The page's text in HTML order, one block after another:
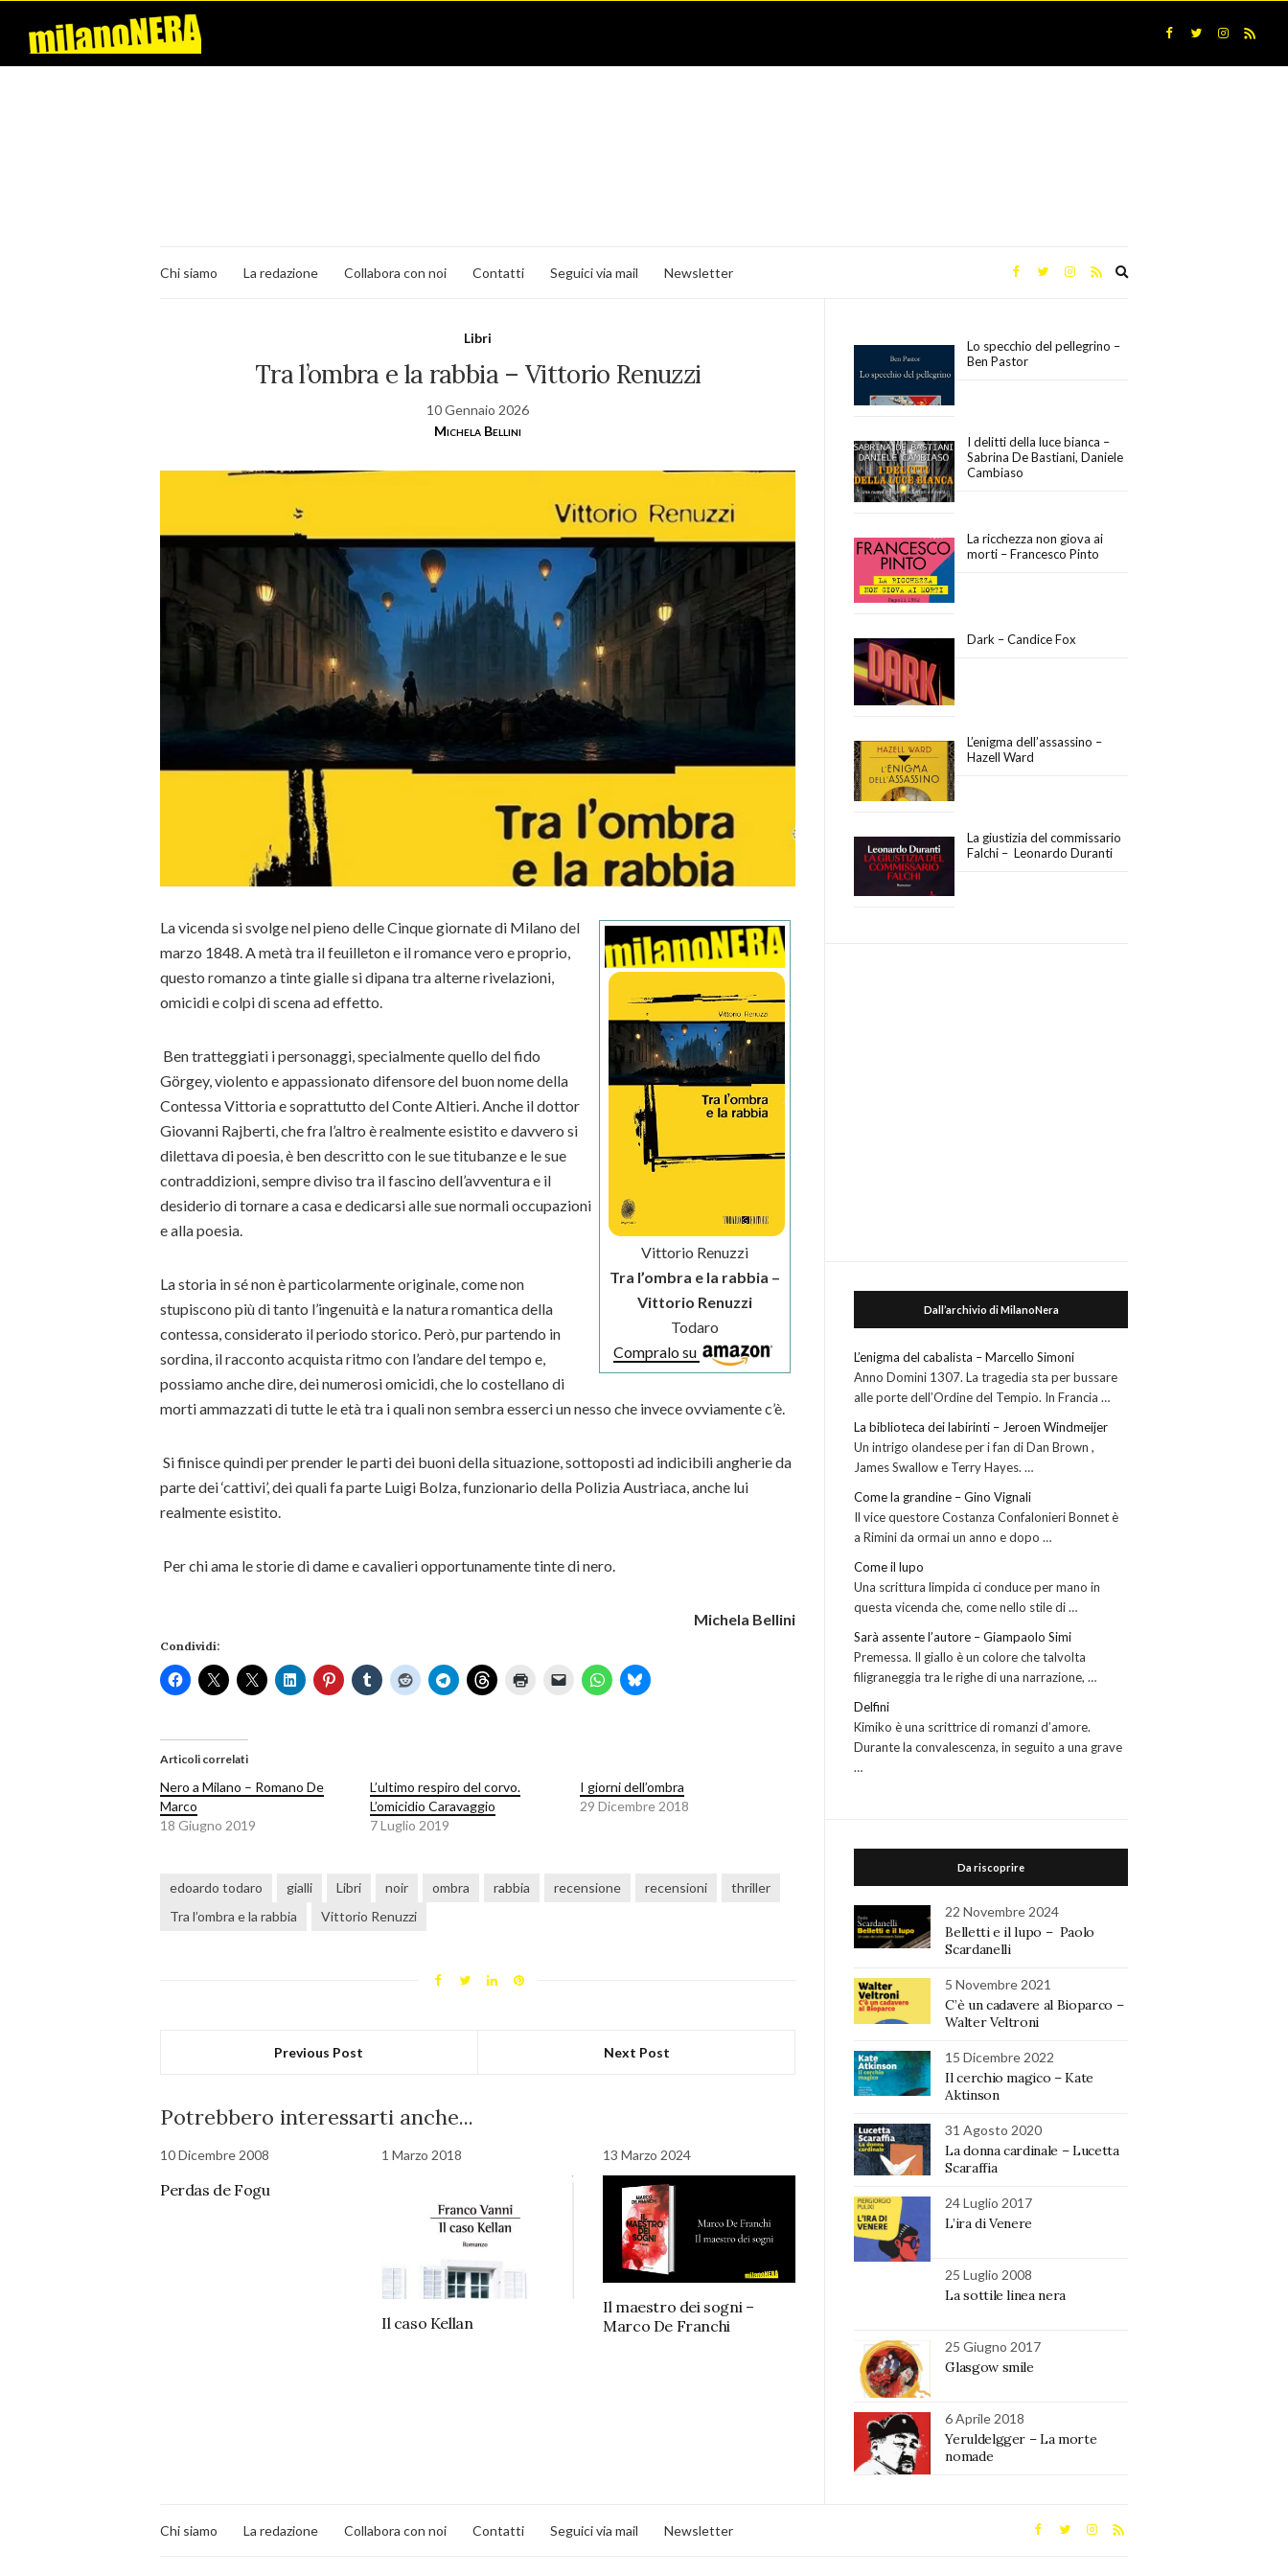
Chi siamo La redazione Collabora con noi Contatti Seguici via mail Newsletter
Libri
Tra l’ombra e la rabbia – Vittorio Renuzzi
10 Gennaio 2026
Michela Bellini
Vittorio Renuzzi
Tra l’ombra e la rabbia –
Vittorio Renuzzi
Todaro
Compralo su
La vicenda si svolge nel pieno delle Cinque giornate di Milano del
marzo 1848. A metà tra il feuilleton e il romance vero e proprio,
questo romanzo a tinte gialle si dipana tra alterne rivelazioni,
omicidi e colpi di scena ad effetto.
Ben tratteggiati i personaggi, specialmente quello del fido
Görgey, violento e appassionato difensore del buon nome della
Contessa Vittoria e soprattutto del Conte Altieri. Anche il dottor
Giovanni Rajberti, che fra l’altro è realmente esistito e davvero si
dilettava di poesia, è ben descritto con le sue titubanze e le sue
contraddizioni, sempre diviso tra il fascino dell’avventura e il
desiderio di tornare a casa e dedicarsi alle sue normali occupazioni
e alla poesia.
La storia in sé non è particolarmente originale, come non
stupiscono più di tanto l’ingenuità e la natura romantica della
contessa, considerato il periodo storico. Però, pur partendo in
sordina, il racconto acquista ritmo con l’andare del tempo e,
possiamo anche dire, dei numerosi omicidi, che lo costellano di
morti ammazzati di tutte le età tra i quali non sembra esserci un nesso che invece ovviamente c’è.
Si finisce quindi per prender le parti dei buoni della situazione, sottoposti ad indicibili angherie da
parte dei ‘cattivi’, dei quali fa parte Luigi Bolza, funzionario della Polizia Austriaca, anche lui
realmente esistito.
Per chi ama le storie di dame e cavalieri opportunamente tinte di nero.
Michela Bellini
Condividi:
Articoli correlati
Nero a Milano – Romano De
Marco
18 Giugno 2019
L’ultimo respiro del corvo.
L’omicidio Caravaggio
7 Luglio 2019
I giorni dell’ombra
29 Dicembre 2018
edoardo todaro gialli Libri noir ombra rabbia recensione recensioni
thriller
Tra l’ombra e la rabbia
Vittorio Renuzzi
Previous Post Next Post
Potrebbero interessarti anche...
10 Dicembre 2008
Perdas de Fogu
1 Marzo 2018
Il caso Kellan
13 Marzo 2024
Il maestro dei sogni –
Marco De Franchi
Lo specchio del pellegrino –
Ben Pastor
I delitti della luce bianca –
Sabrina De Bastiani, Daniele
Cambiaso
La ricchezza non giova ai
morti – Francesco Pinto
Dark – Candice Fox
L’enigma dell’assassino –
Hazell Ward
La giustizia del commissario
Falchi – Leonardo Duranti
Dall’archivio di MilanoNera
L’enigma del cabalista – Marcello Simoni
Anno Domini 1307. La tragedia sta per bussare
alle porte dell’Ordine del Tempio. In Francia …
La biblioteca dei labirinti – Jeroen Windmeijer
Un intrigo olandese per i fan di Dan Brown ,
James Swallow e Terry Hayes. …
Come la grandine – Gino Vignali
Il vice questore Costanza Confalonieri Bonnet è
a Rimini da ormai un anno e dopo …
Come il lupo
Una scrittura limpida ci conduce per mano in
questa vicenda che, come nello stile di …
Sarà assente l’autore – Giampaolo Simi
Premessa. Il giallo è un colore che talvolta
filigraneggia tra le righe di una narrazione, …
Delfini
Kimiko è una scrittrice di romanzi d’amore.
Durante la convalescenza, in seguito a una grave
…
Da riscoprire
22 Novembre 2024
Belletti e il lupo – Paolo
Scardanelli
5 Novembre 2021
C’è un cadavere al Bioparco –
Walter Veltroni
15 Dicembre 2022
Il cerchio magico – Kate
Aktinson
31 Agosto 2020
La donna cardinale – Lucetta
Scaraffia
24 Luglio 2017
L’ira di Venere
25 Luglio 2008
La sottile linea nera
25 Giugno 2017
Glasgow smile
6 Aprile 2018
Yeruldelgger – La morte
nomade
Chi siamo La redazione Collabora con noi Contatti Seguici via mail Newsletter